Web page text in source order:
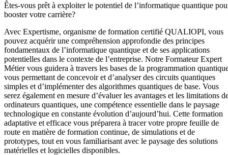
Êtes-vous prêt à exploiter le potentiel de l’informatique quantique
booster votre carrière?
Avec Expertisme, organisme de formation certifié QUALIOPI, vous
pouvez acquérir une compréhension approfondie des principes
fondamentaux de l’informatique quantique et de ses applications
potentielles dans le contexte de l’entreprise. Notre Formateur Expert
Métier vous guidera à travers les bases de la programmation
vous permettant de concevoir et d’analyser des circuits quantiques
simples et d’implémenter des algorithmes quantiques de base. Vous
serez également en mesure d’évaluer les avantages et les limitations
ordinateurs quantiques, une compétence essentielle dans le paysage
technologique en constante évolution d’aujourd’hui. Cette formation
adaptative et efficace vous préparera à tracer votre propre feuille de
route en matière de formation continue, de simulations et de
prototypes, tout en vous familiarisant avec le paysage des solutions
matérielles et logicielles disponibles.